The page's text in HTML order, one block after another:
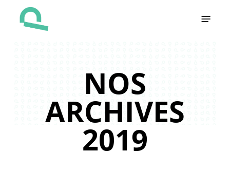
NOS
ARCHIVES
2019